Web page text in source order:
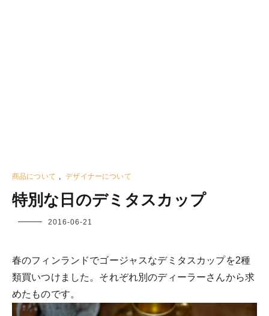
商品について , デザイナーについて
特別な日のデミタスカップ
フ
2016-06-21
春のフィンランドでゴージャスなデミタスカップを2種
類買いつけました。それぞれ別のディーラーさんから求
めたものです。